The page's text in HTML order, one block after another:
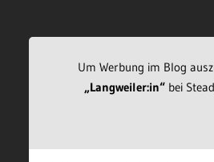
Um Werbung im Blog
„Langweiler:in“bei